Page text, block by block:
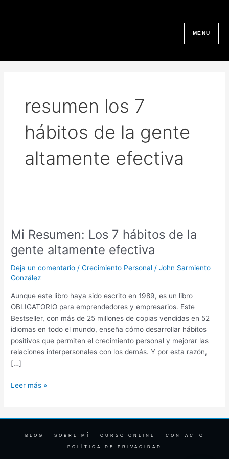
MENU
resumen los 7
hábitos de la gente
altamente efectiva
Mi Resumen: Los 7 hábitos de la
gente altamente efectiva
Deja un comentario /Crecimiento Personal /John Sarmiento
González
Aunque este libro haya sido escrito en 1989, es un libro
OBLIGATORIO para emprendedores y empresarios. Este
Bestseller, con más de 25 millones de copias vendidas en 52
idiomas en todo el mundo, enseña cómo desarrollar hábitos
positivos que permiten el crecimiento personal y mejorar las
relaciones interpersonales con los demás. Y por esta razón,
[…]
Los
hábitos
de
la
altamente
efectiva
Leer más »
BLOG SOBRE MÍ CURSO ONLINE CONTACTO
POLÍTICA DE PRIVACIDAD